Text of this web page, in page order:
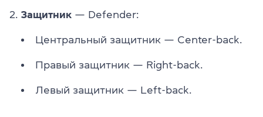
2. Защитник — Defender:
Центральный защитник — Center-back.
Правый защитник — Right-back.
Левый защитник — Left-back.